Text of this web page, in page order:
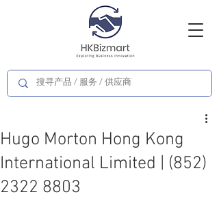
Hugo Morton Hong Kong
International Limited | (852)
2322 8803